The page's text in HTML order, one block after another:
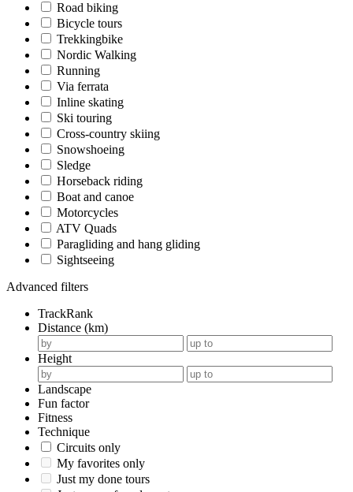
Road biking
Bicycle tours
Trekkingbike
Nordic Walking
Running
Via ferrata
Inline skating
Ski touring
Cross-country skiing
Snowshoeing
Sledge
Horseback riding
Boat and canoe
Motorcycles
ATV Quads
Paragliding and hang gliding
Sightseeing
Advanced filters
TrackRank
Distance (km)
Height
Landscape
Fun factor
Fitness
Technique
Circuits only
My favorites only
Just my done tours